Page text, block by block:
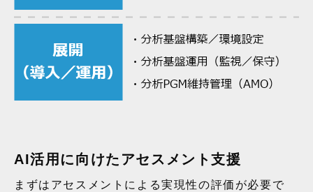
AI活用に向けたアセスメント支援
まずはアセスメントによる実現性の評価が必要で